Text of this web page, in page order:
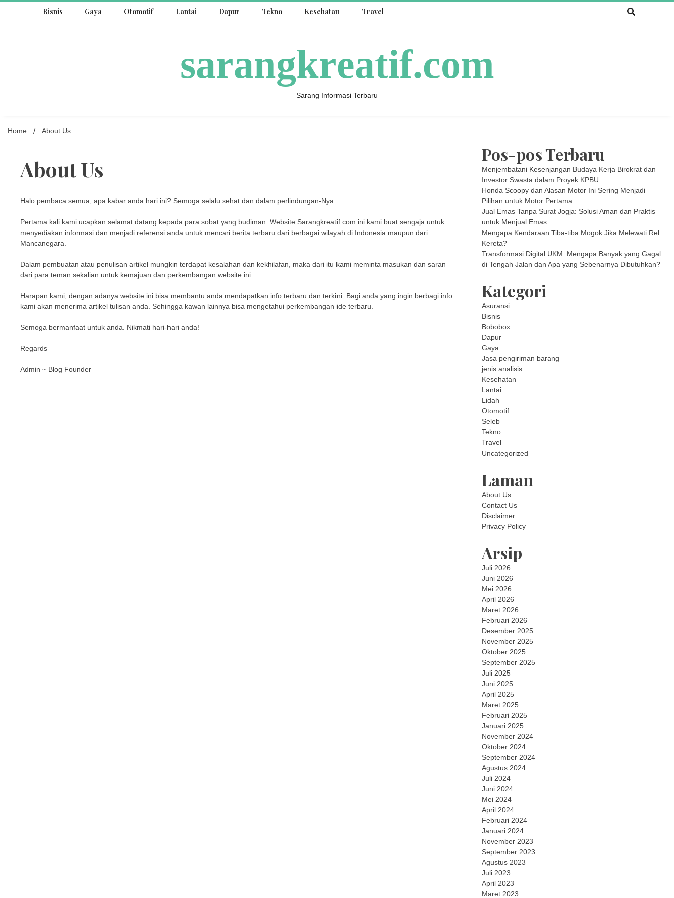
Bisnis Gaya Otomotif Lantai Dapur Tekno Kesehatan Travel
sarangkreatif.com
Sarang Informasi Terbaru
Home About Us
About Us
Halo pembaca semua, apa kabar anda hari ini? Semoga selalu sehat dan dalam perlindungan-Nya.
Pertama kali kami ucapkan selamat datang kepada para sobat yang budiman. Website Sarangkreatif.com ini kami buat sengaja untuk
menyediakan informasi dan menjadi referensi anda untuk mencari berita terbaru dari berbagai wilayah di Indonesia maupun dari
Mancanegara.
Dalam pembuatan atau penulisan artikel mungkin terdapat kesalahan dan kekhilafan, maka dari itu kami meminta masukan dan saran
dari para teman sekalian untuk kemajuan dan perkembangan website ini.
Harapan kami, dengan adanya website ini bisa membantu anda mendapatkan info terbaru dan terkini. Bagi anda yang ingin berbagi info
kami akan menerima artikel tulisan anda. Sehingga kawan lainnya bisa mengetahui perkembangan ide terbaru.
Semoga bermanfaat untuk anda. Nikmati hari-hari anda!
Regards
Admin ~ Blog Founder
Pos-pos Terbaru
Menjembatani Kesenjangan Budaya Kerja Birokrat dan
Investor Swasta dalam Proyek KPBU
Honda Scoopy dan Alasan Motor Ini Sering Menjadi
Pilihan untuk Motor Pertama
Jual Emas Tanpa Surat Jogja: Solusi Aman dan Praktis
untuk Menjual Emas
Mengapa Kendaraan Tiba-tiba Mogok Jika Melewati Rel
Kereta?
Transformasi Digital UKM: Mengapa Banyak yang Gagal
di Tengah Jalan dan Apa yang Sebenarnya Dibutuhkan?
Kategori
Asuransi
Bisnis
Bobobox
Dapur
Gaya
Jasa pengiriman barang
jenis analisis
Kesehatan
Lantai
Lidah
Otomotif
Seleb
Tekno
Travel
Uncategorized
Laman
About Us
Contact Us
Disclaimer
Privacy Policy
Arsip
Juli 2026
Juni 2026
Mei 2026
April 2026
Maret 2026
Februari 2026
Desember 2025
November 2025
Oktober 2025
September 2025
Juli 2025
Juni 2025
April 2025
Maret 2025
Februari 2025
Januari 2025
November 2024
Oktober 2024
September 2024
Agustus 2024
Juli 2024
Juni 2024
Mei 2024
April 2024
Februari 2024
Januari 2024
November 2023
September 2023
Agustus 2023
Juli 2023
April 2023
Maret 2023